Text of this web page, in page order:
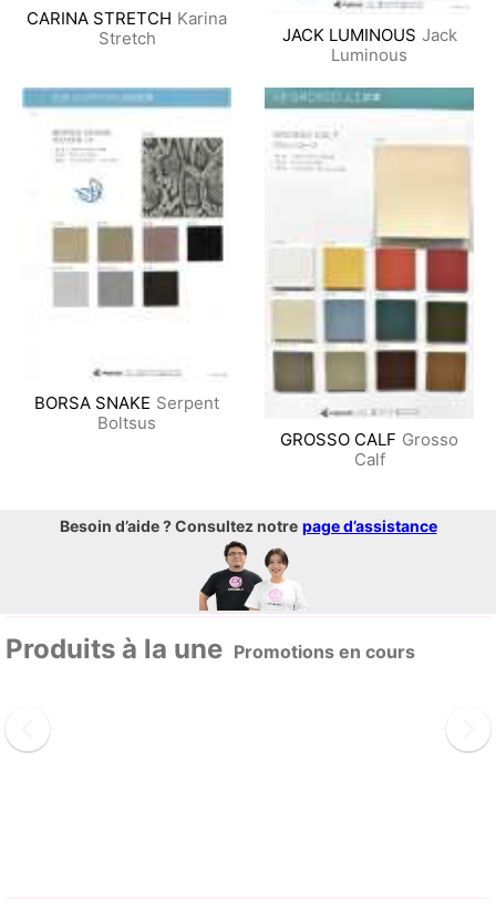
CARINA STRETCH Karina
Stretch
JACK LUMINOUS Jack
Luminous
BORSA SNAKE Serpent
Boltsus
GROSSO CALF Grosso
Calf
Besoin d’aide ? Consultez notre page d’assistance
Produits à la une Promotions en cours